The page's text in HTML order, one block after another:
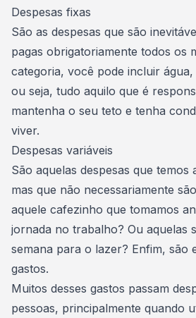
Despesas fixas
São as despesas que são
pagas obrigatoriamente todos os
categoria, você pode incluir
ou seja, tudo aquilo que é
mantenha o seu teto e tenha
viver.
Despesas variáveis
São aquelas despesas que temos
mas que não necessariamente
aquele cafezinho que tomamos
jornada no trabalho? Ou aquelas
semana para o lazer? Enfim, são
gastos.
Muitos desses gastos passam
pessoas, principalmente quando